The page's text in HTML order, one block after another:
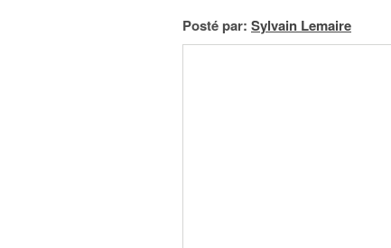
Posté par: Sylvain Lemaire